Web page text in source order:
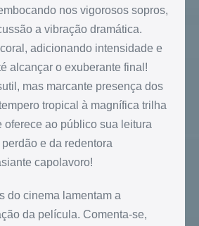
nos vigorosos sopros,
a vibração dramática.
adicionando intensidade e
alcançar o exuberante final!
mas marcante presença dos
tropical à magnífica trilha
oferece ao público sua leitura
e da redentora
capolavoro!
do cinema lamentam a
da película. Comenta-se,